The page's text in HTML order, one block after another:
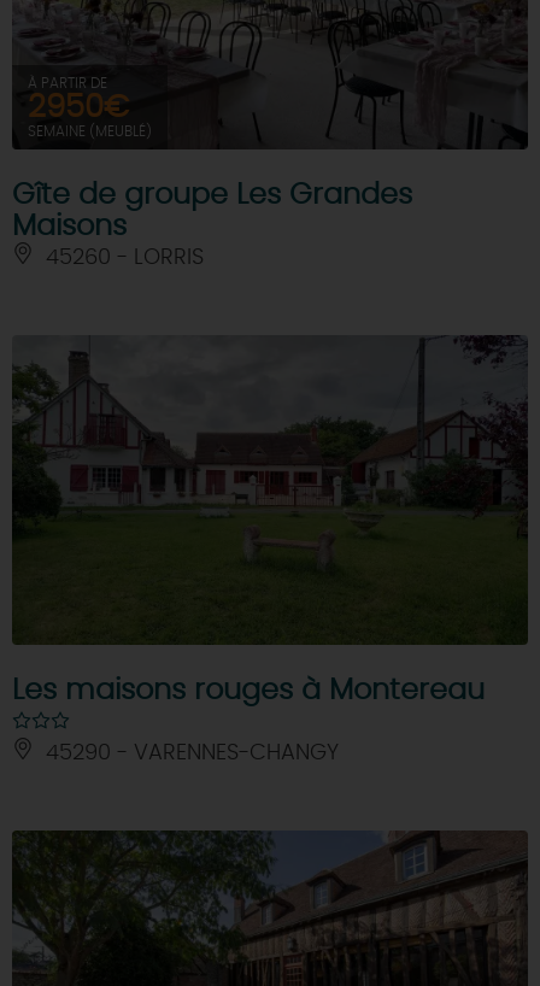
À PARTIR DE
2950€
SEMAINE (MEUBLÉ)
Gîte de groupe Les Grandes
Maisons
45260 - LORRIS
Les maisons rouges à Montereau
45290 - VARENNES-CHANGY